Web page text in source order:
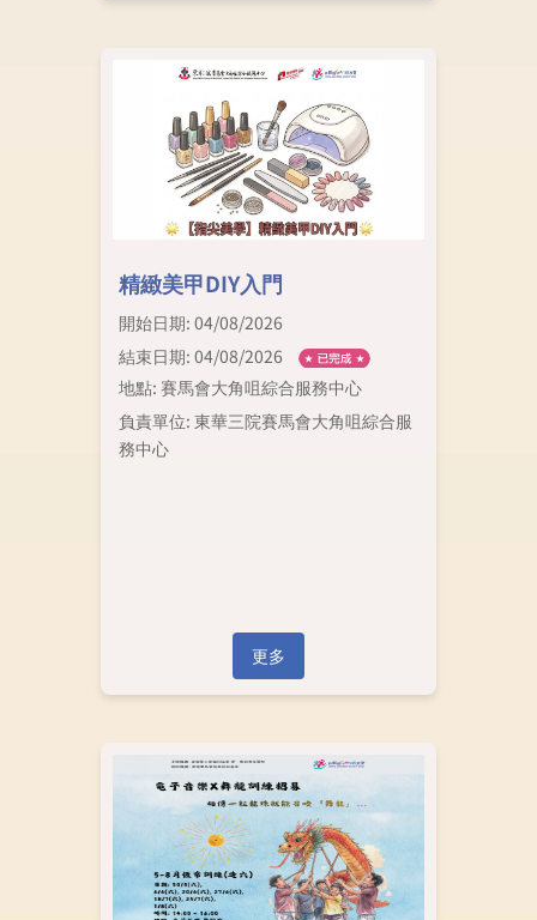
精緻美甲DIY入門
開始日期: 04/08/2026
結束日期: 04/08/2026
地點: 賽馬會大角咀綜合服務中心
負責單位: 東華三院賽馬會大角咀綜合服
務中心
更多